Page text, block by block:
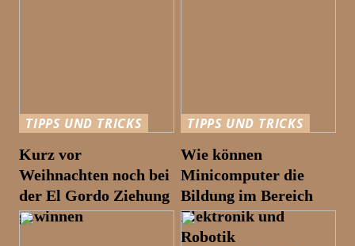
TIPPS UND TRICKS
Kurz vor
Weihnachten noch bei
der El Gordo Ziehung
gewinnen
TIPPS UND TRICKS
Wie können
Minicomputer die
Bildung im Bereich
Elektronik und
Robotik